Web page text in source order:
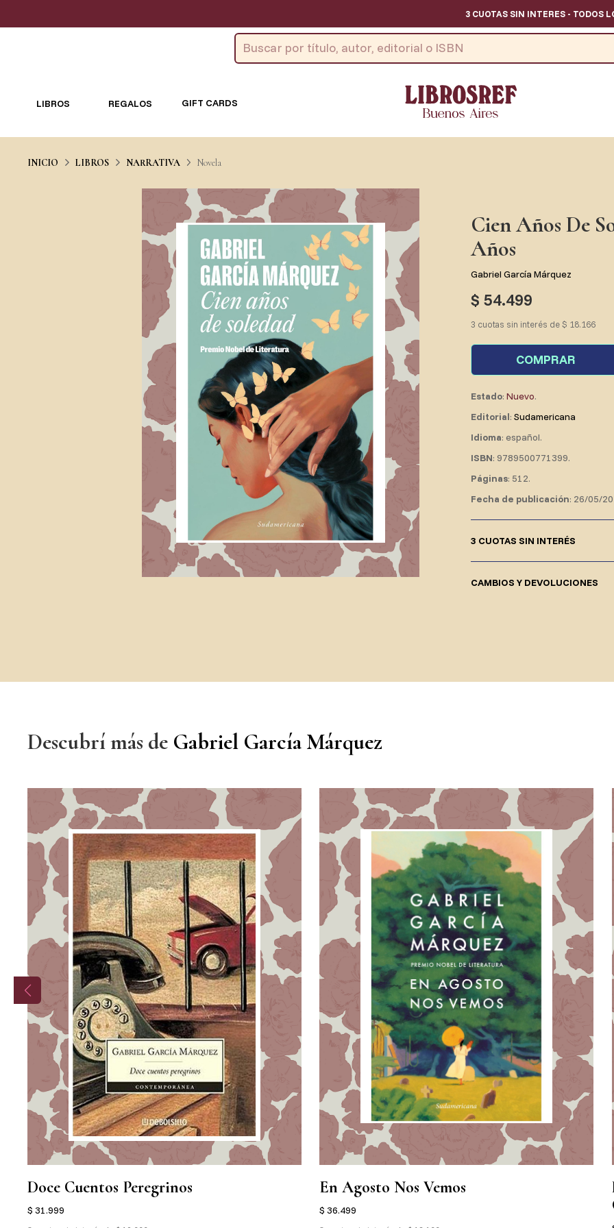
3 CUOTAS SIN INTERES - TODOS LOS DIAS //
LIBROS REGALOS GIFT CARDS
INICIO LIBROS NARRATIVA Novela
Cien Años De
Años
Gabriel García Márquez
$ 54.499
3 cuotas sin interés de $ 18.166
COMPRAR
Estado: Nuevo.
Editorial: Sudamericana
Idioma: español.
ISBN: 9789500771399.
Páginas: 512.
Fecha de publicación: 26/05/
3 CUOTAS SIN INTERÉS
CAMBIOS Y DEVOLUCIONES
Descubrí más de Gabriel García Márquez
Doce Cuentos Peregrinos
$ 31.999
En Agosto Nos Vemos
$ 36.499